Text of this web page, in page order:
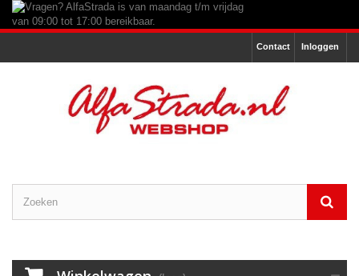
Inloggen
Contact